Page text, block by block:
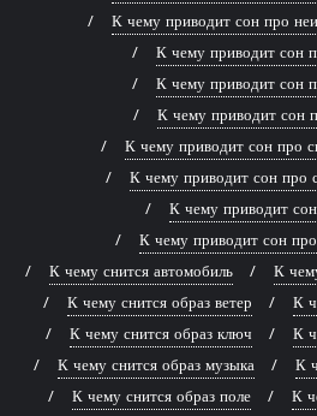
К чему приводит сон про
К чему приводит сон
К чему приводит сон
К чему приводит сон
К чему приводит сон про
К чему приводит сон про
К чему приводит
К чему приводит сон
К чему снится автомобиль
К
К чему снится образ ветер
К
К чему снится образ ключ
К
К чему снится образ музыка
К
К чему снится образ поле
К